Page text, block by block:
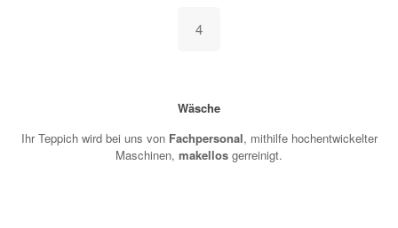
4
Wäsche
Ihr Teppich wird bei uns von Fachpersonal, mithilfe hochentwickelter
Maschinen, makellos gerreinigt.